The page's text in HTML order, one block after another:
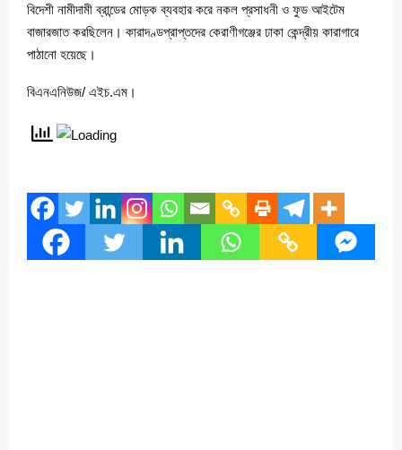
বিদেশী নামীদামী ব্রান্ডের মোড়ক ব্যবহার করে নকল প্রসাধনী ও ফুড আইটেম
বাজারজাত করছিলেন। কারাদণ্ডপ্রাপ্তদের কেরাণীগঞ্জের ঢাকা কেন্দ্রীয় কারাগারে
পাঠানো হয়েছে।
বিএনএনিউজ/ এইচ.এম।